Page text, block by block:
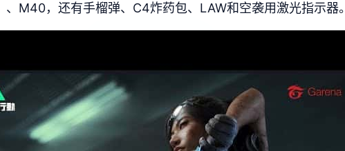
M40，还有手榴弹、C4炸药包、LAW和空袭用激光指示器。